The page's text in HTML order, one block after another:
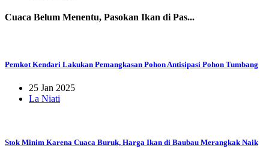
Cuaca Belum Menentu, Pasokan Ikan di Pas...
Pemkot Kendari Lakukan Pemangkasan Pohon Antisipasi Pohon Tumbang
25 Jan 2025
La Niati
Stok Minim Karena Cuaca Buruk, Harga Ikan di Baubau Merangkak Naik